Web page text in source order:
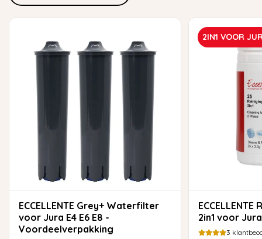
ECCELLENTE Grey+ Waterfilter
voor Jura E4 E6 E8 -
Voordeelverpakking
2IN1 VOOR
ECCELLENTE Reinigingstabletten
2in1 voor
3